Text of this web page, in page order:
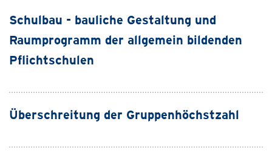
Schulbau - bauliche Gestaltung und
Raumprogramm der allgemein bildenden
Pflichtschulen
Überschreitung der Gruppenhöchstzahl